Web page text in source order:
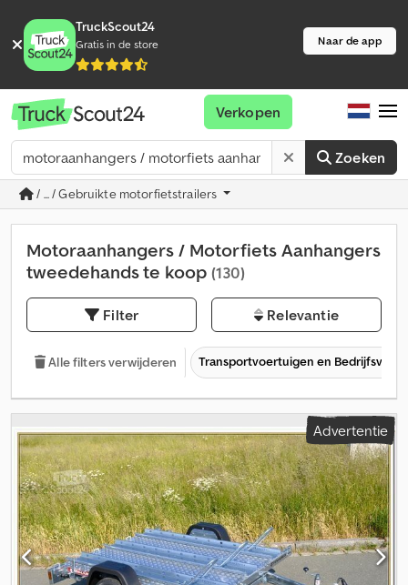
TruckScout24
Gratis in de store Naar de app
Zoeken
Verkopen
/ ... / Gebruikte motorfietstrailers
Motoraanhangers / Motorfiets Aanhangers
tweedehands te koop (130)
Filter Relevantie
Alle filters verwijderen Transportvoertuigen en
Advertentie